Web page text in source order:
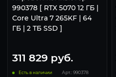
990378 [ RTX 5070 12 ГБ |
Core Ultra 7 265KF | 64
ГБ | 2 ТБ SSD ]
311 829 руб.
Есть в наличии Арт.: 990378